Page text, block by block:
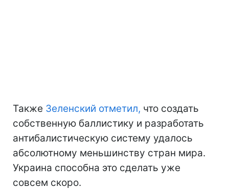
Также Зеленский отметил, что создать
собственную баллистику и разработать
антибалистическую систему удалось
абсолютному меньшинству стран мира.
Украина способна это сделать уже
совсем скоро.